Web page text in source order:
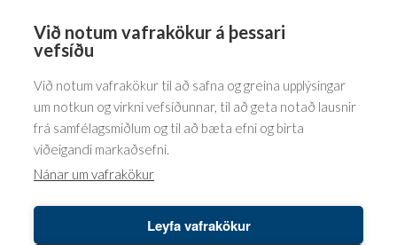
Við notum vafrakökur á þessari
vefsíðu
Við notum vafrakökur til að safna og greina upplýsingar
um notkun og virkni vefsíðunnar, til að geta notað lausnir
frá samfélagsmiðlum og til að bæta efni og birta
viðeigandi markaðsefni.
Nánar um vafrakökur
Leyfa vafrakökur
Barðastaðir 1-5, 112 Reykjavík
5576070
Höfundaréttur© 2026 Bender ehf. LUSINI International GmbH.